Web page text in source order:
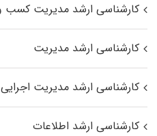
کارشناسی ارشد مدیریت کسب
کارشناسی ارشد مدیریت
کارشناسی ارشد مدیریت اجرایی
کارشناسی ارشد اطلاعات